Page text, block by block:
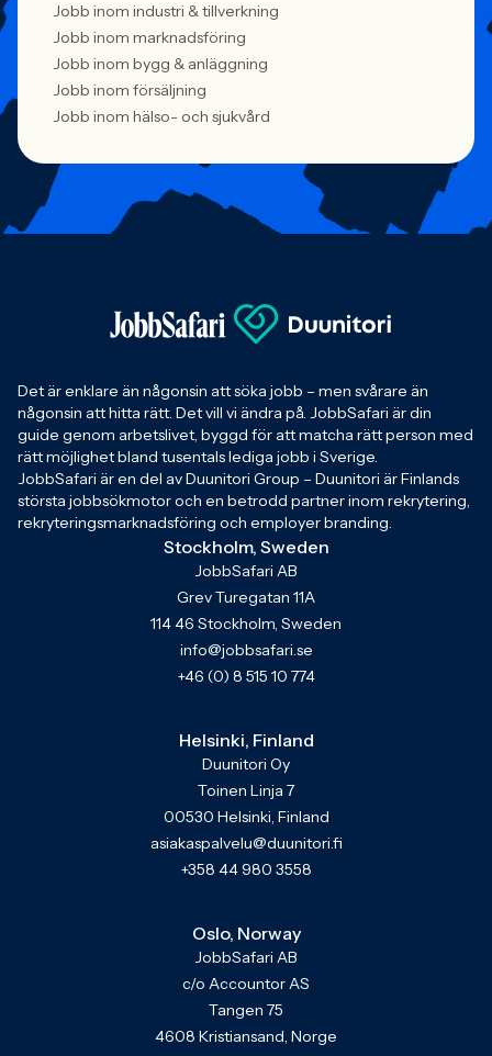
Jobb inom industri & tillverkning
Jobb inom marknadsföring
Jobb inom bygg & anläggning
Jobb inom försäljning
Jobb inom hälso- och sjukvård
Det är enklare än någonsin att söka jobb – men svårare än
någonsin att hitta rätt. Det vill vi ändra på. JobbSafari är din
guide genom arbetslivet, byggd för att matcha rätt person med
rätt möjlighet bland tusentals lediga jobb i Sverige.
JobbSafari är en del av Duunitori Group – Duunitori är Finlands
största jobbsökmotor och en betrodd partner inom rekrytering,
rekryteringsmarknadsföring och employer branding.
Stockholm, Sweden
JobbSafari AB
Grev Turegatan 11A
114 46 Stockholm, Sweden
info@jobbsafari.se
+46 (0) 8 515 10 774
Helsinki, Finland
Duunitori Oy
Toinen Linja 7
00530 Helsinki, Finland
asiakaspalvelu@duunitori.fi
+358 44 980 3558
Oslo, Norway
JobbSafari AB
c/o Accountor AS
Tangen 75
4608 Kristiansand, Norge